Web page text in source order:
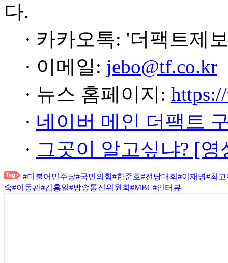
다.
· 카카오톡: '더팩트제
· 이메일: jebo@tf.co.kr
· 뉴스 홈페이지:
· 네이버 메인 더팩트
· 그곳이 알고싶냐? [
#더불어민주당#국민의힘#한준호#전당대회 #이재명#최
숙#이동관#김홍일#방송통신위원회 #MBC#인터뷰